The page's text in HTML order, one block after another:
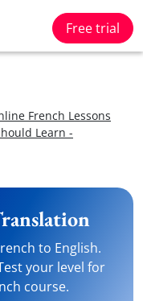
Free trial
French Lessons
Learn -
to English.
your level for
course.